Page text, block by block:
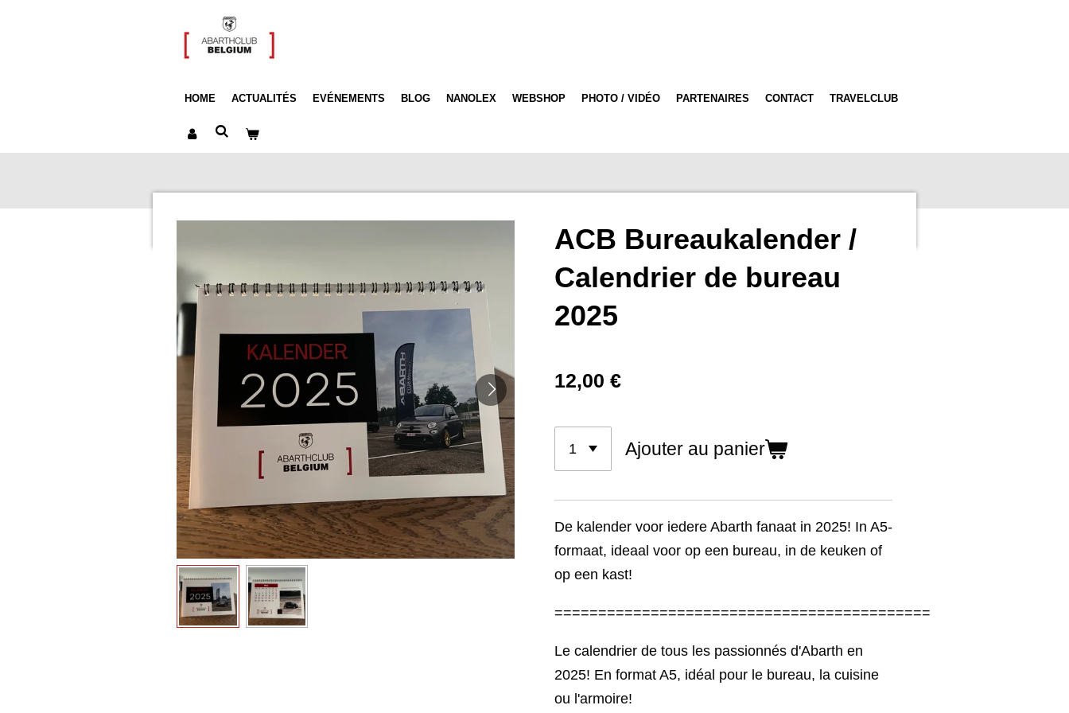
HOME ACTUALITÉS EVÉNEMENTS BLOG NANOLEX WEBSHOP PHOTO / VIDÉO PARTENAIRES CONTACT TRAVELCLUB
ACB Bureaukalender /
Calendrier de bureau
2025
12,00 €
Ajouter au panier
De kalender voor iedere Abarth fanaat in 2025! In A5-
formaat, ideaal voor op een bureau, in de keuken of
op een kast!
===========================================
Le calendrier de tous les passionnés d'Abarth en
2025! En format A5, idéal pour le bureau, la cuisine
ou l'armoire!